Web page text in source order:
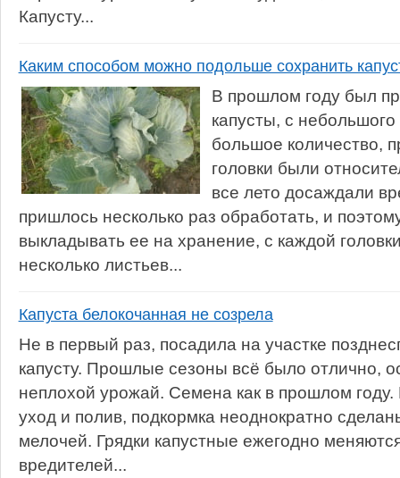
Капусту...
Каким способом можно подольше сохранить
В прошлом году был
капусты, с
большое количество,
головки были
все лето досаждали
пришлось несколько раз обработать, и
выкладывать ее на хранение, с каждой
несколько листьев...
Капуста белокочанная не созрела
Не в первый раз, посадила на участке
капусту. Прошлые сезоны всё было отлично,
неплохой урожай. Семена как в прошлом
уход и полив, подкормка неоднократно
мелочей. Грядки капустные ежегодно
вредителей...